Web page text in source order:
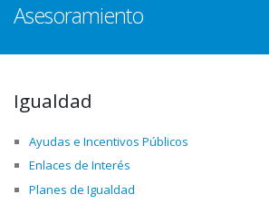
Asesoramiento
Igualdad
Ayudas e Incentivos Públicos
Enlaces de Interés
Planes de Igualdad